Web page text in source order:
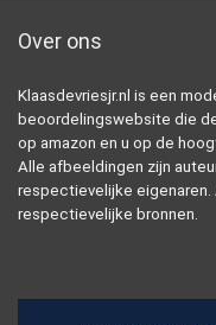
Over ons
Klaasdevriesjr.nl is een
beoordelingswebsite die
op amazon en u op de
Alle afbeeldingen zijn
respectievelijke eigenaren.
respectievelijke bronnen.